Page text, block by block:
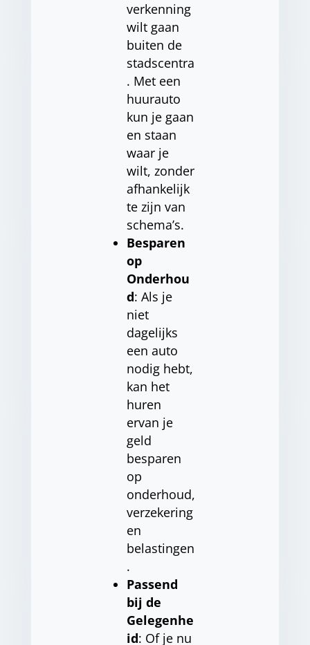
verkenning
wilt gaan
buiten de
stadscentra
. Met een
huurauto
kun je gaan
en staan
waar je
wilt, zonder
afhankelijk
te zijn van
schema’s.
Besparen
op
Onderhou
d: Als je
niet
dagelijks
een auto
nodig hebt,
kan het
huren
ervan je
geld
besparen
op
onderhoud,
verzekering
en
belastingen
.
Passend
bij de
Gelegenhe
id: Of je nu